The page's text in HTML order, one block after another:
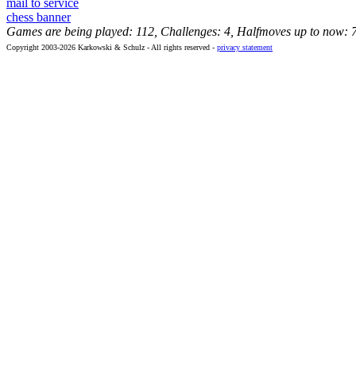
mail to service
chess banner
Games are being played: 112, Challenges: 4, Halfmoves up to now:
Copyright 2003-2026 Karkowski & Schulz - All rights reserved - privacy statement